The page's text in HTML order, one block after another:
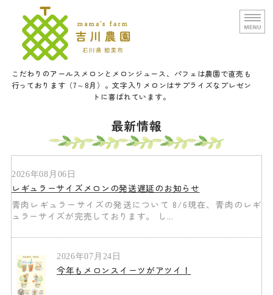
文字入りメロンと甘い野菜の
こだわりのアールスメロンとメロンジュース、パフェは農園で直売も
行っております（7～8月）。文字入りメロンはサプライズなプレゼン
トに喜ばれています。
通信販売
口福メロンパフェについて
お問い合せ
最新情報
2026年08月06日
レギュラーサイズメロンの発送遅延のお知らせ
青肉レギュラーサイズの発送について 8/6現在、青肉のレギ
ュラーサイズが完売しております。 し...
2026年07月24日
今年もメロンスイーツがアツイ！